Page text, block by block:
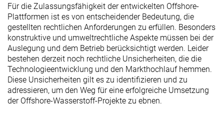
Für die Zulassungsfähigkeit der entwickelten Offshore-
Plattformen ist es von entscheidender Bedeutung, die
gestellten rechtlichen Anforderungen zu erfüllen. Besonders
konstruktive und umweltrechtliche Aspekte müssen bei der
Auslegung und dem Betrieb berücksichtigt werden. Leider
bestehen derzeit noch rechtliche Unsicherheiten, die die
Technologieentwicklung und den Markthochlauf hemmen.
Diese Unsicherheiten gilt es zu identifizieren und zu
adressieren, um den Weg für eine erfolgreiche Umsetzung
der Offshore-Wasserstoff-Projekte zu ebnen.